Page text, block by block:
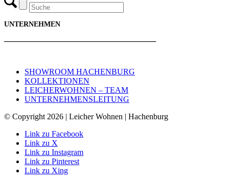
UNTERNEHMEN
───────────────────────────
SHOWROOM HACHENBURG
KOLLEKTIONEN
LEICHERWOHNEN – TEAM
UNTERNEHMENSLEITUNG
© Copyright 2026 | Leicher Wohnen | Hachenburg
Link zu Facebook
Link zu X
Link zu Instagram
Link zu Pinterest
Link zu Xing